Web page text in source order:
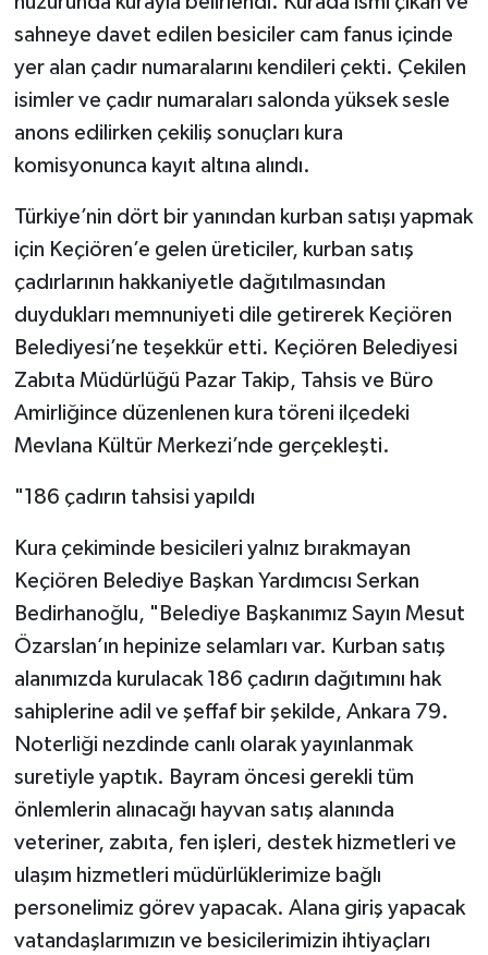
sahneye davet edilen besiciler cam fanus içinde
yer alan çadır numaralarını kendileri çekti. Çekilen
isimler ve çadır numaraları salonda yüksek sesle
anons edilirken çekiliş sonuçları kura
komisyonunca kayıt altına alındı.
Türkiye’nin dört bir yanından kurban satışı yapmak
için Keçiören’e gelen üreticiler, kurban satış
çadırlarının hakkaniyetle dağıtılmasından
duydukları memnuniyeti dile getirerek Keçiören
Belediyesi’ne teşekkür etti. Keçiören Belediyesi
Zabıta Müdürlüğü Pazar Takip, Tahsis ve Büro
Amirliğince düzenlenen kura töreni ilçedeki
Mevlana Kültür Merkezi’nde gerçekleşti.
"186 çadırın tahsisi yapıldı
Kura çekiminde besicileri yalnız bırakmayan
Keçiören Belediye Başkan Yardımcısı Serkan
Bedirhanoğlu, "Belediye Başkanımız Sayın Mesut
Özarslan’ın hepinize selamları var. Kurban satış
alanımızda kurulacak 186 çadırın dağıtımını hak
sahiplerine adil ve şeffaf bir şekilde, Ankara 79.
Noterliği nezdinde canlı olarak yayınlanmak
suretiyle yaptık. Bayram öncesi gerekli tüm
önlemlerin alınacağı hayvan satış alanında
veteriner, zabıta, fen işleri, destek hizmetleri ve
ulaşım hizmetleri müdürlüklerimize bağlı
personelimiz görev yapacak. Alana giriş yapacak
vatandaşlarımızın ve besicilerimizin ihtiyaçları